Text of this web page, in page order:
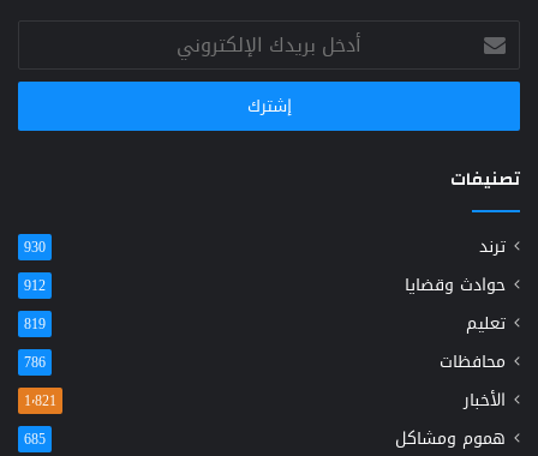
أدخل
بريدك
الإلكتروني
تصنيفات
ترند 930
حوادث وقضايا 912
تعليم 819
محافظات 786
الأخبار 1٬821
هموم ومشاكل 685